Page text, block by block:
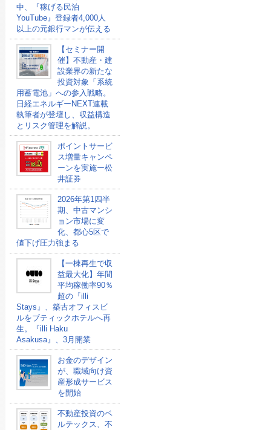
中、『稼げる民泊
YouTube』登録者4,000人
以上の元銀行マンが伝える
【セミナー開
催】不動産・建
設業界の新たな
投資対象「系統
用蓄電池」への参入戦略。
日経エネルギーNEXT連載
執筆者が登壇し、収益構造
とリスク管理を解説。
ポイントサービ
ス増量キャンペ
ーンを実施ー松
井証券
2026年第1四半
期、中古マンシ
ョン市場に変
化、都心5区で
値下げ圧力強まる
【一棟再生で収
益最大化】年間
平均稼働率90％
超の『illi
Stays』、築古オフィスビ
ルをブティックホテルへ再
生。『illi Haku
Asakusa』、3月開業
お金のデザイン
が、職域向け資
産形成サービス
を開始
不動産投資のベ
ルテックス、不